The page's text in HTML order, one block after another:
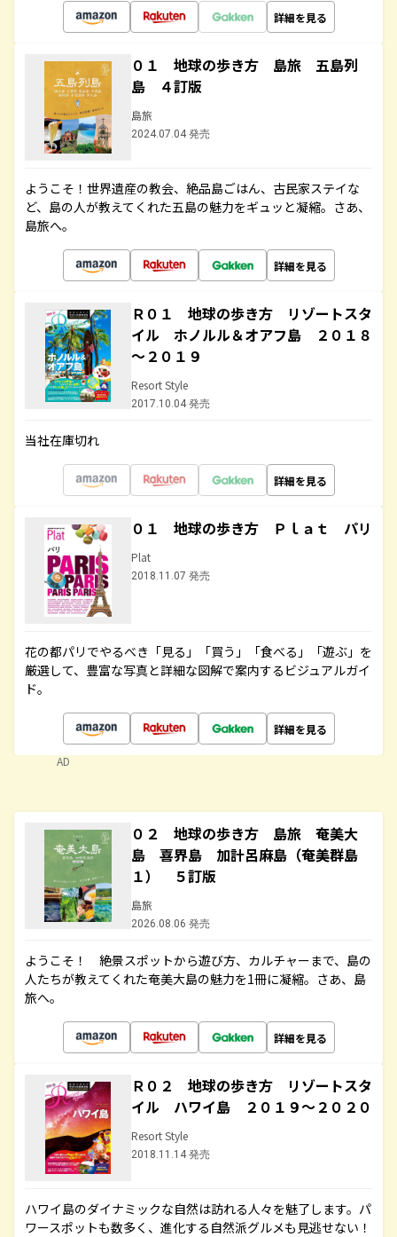
詳細を見る
０１ 地球の歩き方 島旅 五島列
島 ４訂版
島旅
2024.07.04 発売
ようこそ！世界遺産の教会、絶品島ごはん、古民家ステイな
ど、島の人が教えてくれた五島の魅力をギュッと凝縮。さあ、
島旅へ。
詳細を見る
Ｒ０１ 地球の歩き方 リゾートスタ
イル ホノルル＆オアフ島 ２０１８
～２０１９
Resort Style
2017.10.04 発売
当社在庫切れ
詳細を見る
０１ 地球の歩き方 Ｐｌａｔ パリ
Plat
2018.11.07 発売
花の都パリでやるべき「見る」「買う」「食べる」「遊ぶ」を
厳選して、豊富な写真と詳細な図解で案内するビジュアルガイ
ド。
詳細を見る
AD
０２ 地球の歩き方 島旅 奄美大
島 喜界島 加計呂麻島（奄美群島
１） ５訂版
島旅
2026.08.06 発売
ようこそ！ 絶景スポットから遊び方、カルチャーまで、島の
人たちが教えてくれた奄美大島の魅力を1冊に凝縮。さあ、島
旅へ。
詳細を見る
Ｒ０２ 地球の歩き方 リゾートスタ
イル ハワイ島 ２０１９～２０２０
Resort Style
2018.11.14 発売
ハワイ島のダイナミックな自然は訪れる人々を魅了します。パ
ワースポットも数多く、進化する自然派グルメも見逃せない！